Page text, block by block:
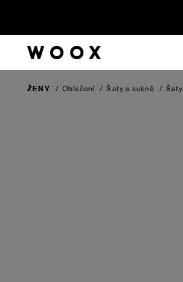
ŽENY / Oblečení / Šaty a sukně / Šaty